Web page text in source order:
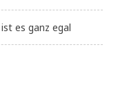
es ganz egal